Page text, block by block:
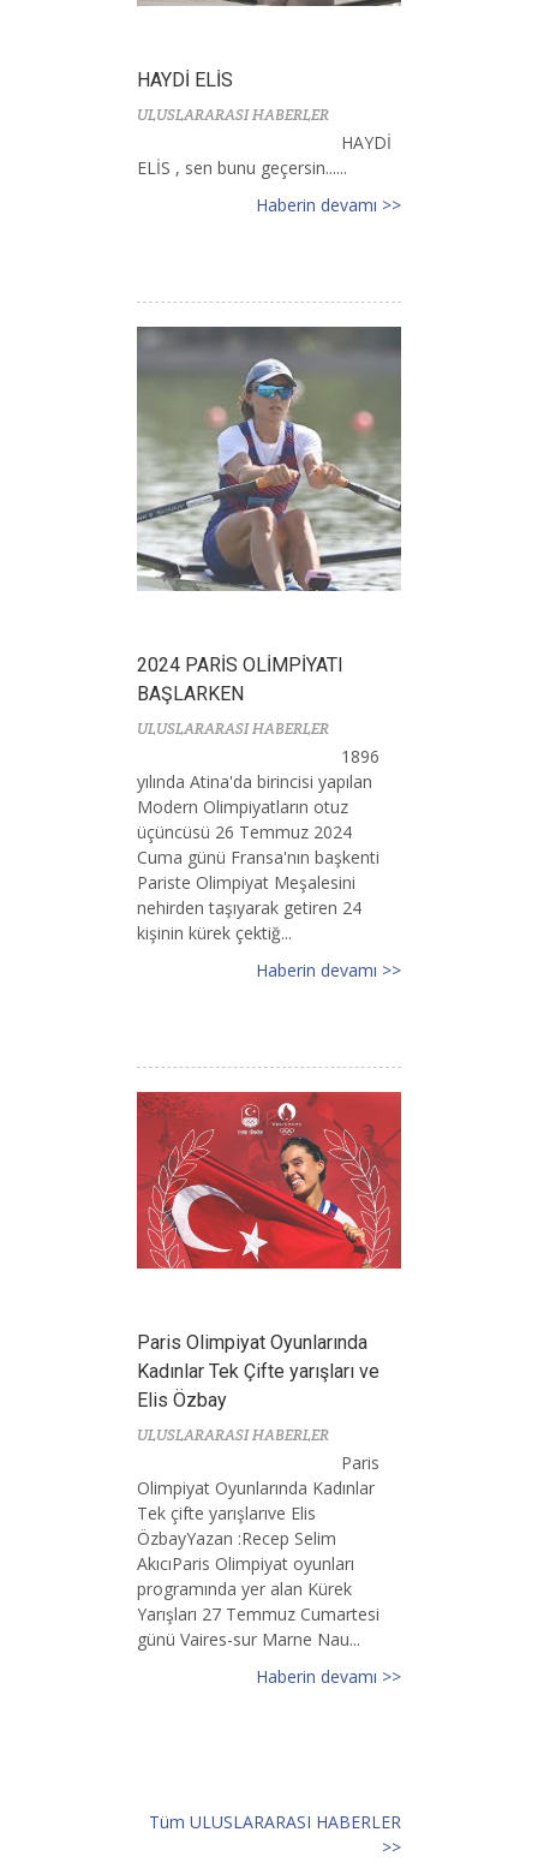
HAYDİ ELİS
ULUSLARARASI HABERLER
HAYDİ
ELİS , sen bunu geçersin......
Haberin devamı >>
2024 PARİS OLİMPİYATI
BAŞLARKEN
ULUSLARARASI HABERLER
1896
yılında Atina'da birincisi yapılan
Modern Olimpiyatların otuz
üçüncüsü 26 Temmuz 2024
Cuma günü Fransa'nın başkenti
Pariste Olimpiyat Meşalesini
nehirden taşıyarak getiren 24
kişinin kürek çektiğ...
Haberin devamı >>
Paris Olimpiyat Oyunlarında
Kadınlar Tek Çifte yarışları ve
Elis Özbay
ULUSLARARASI HABERLER
Paris
Olimpiyat Oyunlarında Kadınlar
Tek çifte yarışlarıve Elis
ÖzbayYazan :Recep Selim
AkıcıParis Olimpiyat oyunları
programında yer alan Kürek
Yarışları 27 Temmuz Cumartesi
günü Vaires-sur Marne Nau...
Haberin devamı >>
Tüm ULUSLARARASI HABERLER
>>